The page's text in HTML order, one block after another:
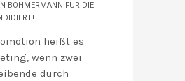
BÖHMERMANN FÜR DIE
heißt es
wenn zwei
durch